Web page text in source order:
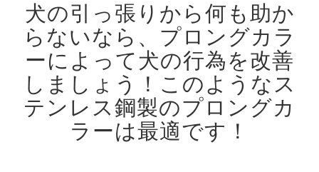
犬の引っ張りから何も助か
らないなら、プロングカラ
ーによって犬の行為を改善
しましょう！ このようなス
テンレス鋼製のプロングカ
ラーは最適です！